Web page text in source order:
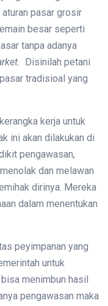
pasar grosir
besar seperti
tanpa adanya
Disinilah petani
tradisioal yang
kerja untuk
ini akan dilakukan di
pengawasan,
dan melawan
dirinya. Mereka
dalam menentukan
peyimpanan yang
untuk
menimbun hasil
pengawasan maka